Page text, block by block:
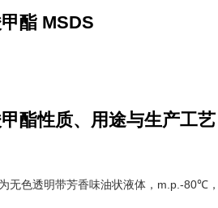
酯 MSDS
酯性质、用途与生产工艺
无色透明带芳香味油状液体，m.p.-80℃